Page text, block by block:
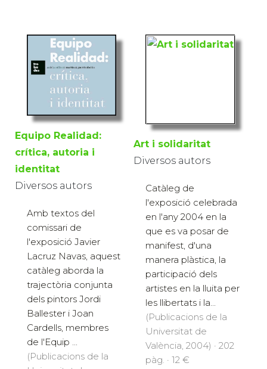
Equipo Realidad:
crítica, autoria i
identitat
Diversos autors
Amb textos del
comissari de
l'exposició Javier
Lacruz Navas, aquest
catàleg aborda la
trajectòria conjunta
dels pintors Jordi
Ballester i Joan
Cardells, membres
de l'Equip ...
(Publicacions de la
Art i solidaritat
Diversos autors
Catàleg de
l'exposició celebrada
en l'any 2004 en la
que es va posar de
manifest, d'una
manera plàstica, la
participació dels
artistes en la lluita per
les llibertats i la...
(Publicacions de la
Universitat de
València, 2004) · 202
pàg. · 12 €